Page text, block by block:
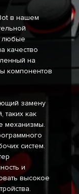
в нашем
любые
качество
на
компонентов
замену
таких как
механизмы.
систем.
и
высокое